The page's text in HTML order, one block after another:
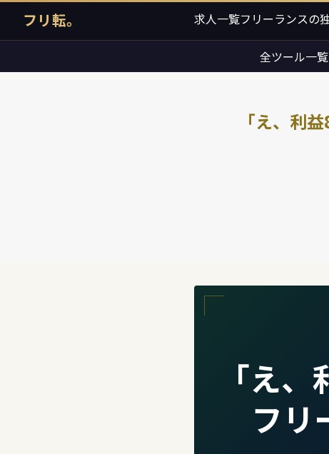
フリ転。 求人一覧フリーランスの
全ツール一覧
「え、利
「え
フリ